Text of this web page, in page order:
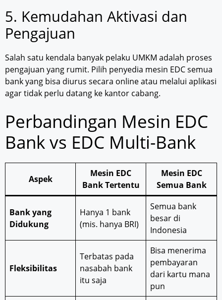
5. Kemudahan Aktivasi dan
Pengajuan
Salah satu kendala banyak pelaku UMKM adalah proses
pengajuan yang rumit. Pilih penyedia mesin EDC semua
bank yang bisa diurus secara online atau melalui aplikasi
agar tidak perlu datang ke kantor cabang.
Perbandingan Mesin EDC
Bank vs EDC Multi-Bank
Aspek
Mesin EDC
Bank Tertentu
Mesin EDC
Semua Bank
Bank yang
Didukung
Hanya 1 bank
(mis. hanya BRI)
Semua bank
besar di
Indonesia
Fleksibilitas
Terbatas pada
nasabah bank
itu saja
Bisa menerima
pembayaran
dari kartu mana
pun